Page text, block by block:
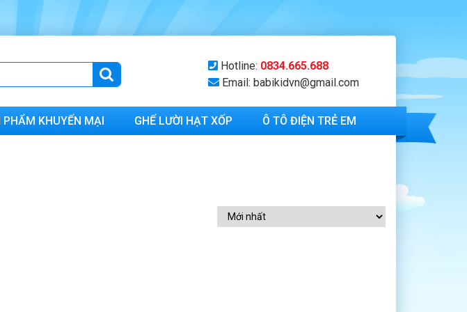
Hotline: 0834.665.688
Email: babikidvn@gmail.com
PHẨM KHUYẾN MẠI GHẾ LƯỜI HẠT XỐP Ô TÔ ĐIỆN TRẺ EM